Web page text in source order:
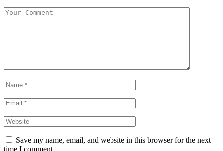
Save my name, email, and website in this browser for the next
time I comment.